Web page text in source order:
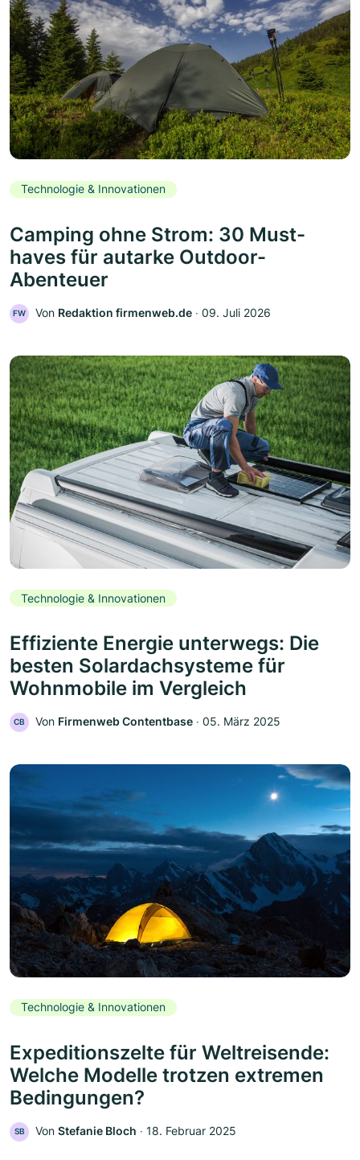
Technologie & Innovationen
Camping ohne Strom: 30 Must-
haves für autarke Outdoor-
Abenteuer
FW Von Redaktion firmenweb.de ‧ 09. Juli 2026
Technologie & Innovationen
Effiziente Energie unterwegs: Die
besten Solardachsysteme für
Wohnmobile im Vergleich
CB Von Firmenweb Contentbase ‧ 05. März 2025
Technologie & Innovationen
Expeditionszelte für Weltreisende:
Welche Modelle trotzen extremen
Bedingungen?
SB Von Stefanie Bloch ‧ 18. Februar 2025